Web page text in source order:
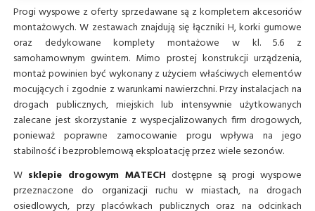
Progi wyspowe z oferty sprzedawane są z kompletem akcesoriów
montażowych. W zestawach znajdują się łączniki H, korki gumowe
oraz dedykowane komplety montażowe w kl. 5.6 z
samohamownym gwintem. Mimo prostej konstrukcji urządzenia,
montaż powinien być wykonany z użyciem właściwych elementów
mocujących i zgodnie z warunkami nawierzchni. Przy instalacjach na
drogach publicznych, miejskich lub intensywnie użytkowanych
zalecane jest skorzystanie z wyspecjalizowanych firm drogowych,
ponieważ poprawne zamocowanie progu wpływa na jego
stabilność i bezproblemową eksploatację przez wiele sezonów.
W sklepie drogowym MATECH dostępne są progi wyspowe
przeznaczone do organizacji ruchu w miastach, na drogach
osiedlowych, przy placówkach publicznych oraz na odcinkach